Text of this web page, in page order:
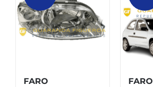
FARO
FARO